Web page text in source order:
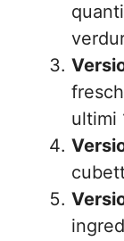
ultimi